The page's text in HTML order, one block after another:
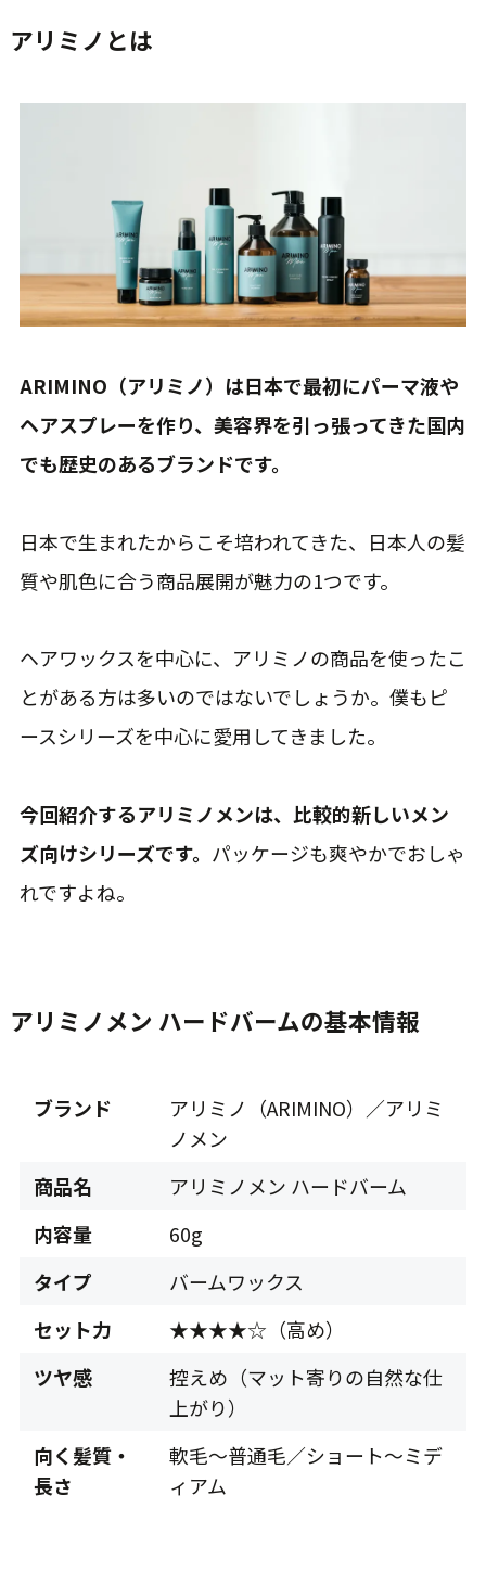
アリミノとは
ARIMINO（アリミノ）は日本で最初にパーマ液や
ヘアスプレーを作り、美容界を引っ張ってきた国内
でも歴史のあるブランドです。
日本で生まれたからこそ培われてきた、日本人の髪
質や肌色に合う商品展開が魅力の1つです。
ヘアワックスを中心に、アリミノの商品を使ったこ
とがある方は多いのではないでしょうか。僕もピ
ースシリーズを中心に愛用してきました。
今回紹介するアリミノメンは、比較的新しいメン
ズ向けシリーズです。 パッケージも爽やかでおしゃ
れですよね。
アリミノメン ハードバームの基本情報
ブランド
アリミノ（ARIMINO）／アリミ
ノメン
商品名
アリミノメン ハードバーム
内容量
60g
タイプ
バームワックス
セット力
★★★★☆（高め）
ツヤ感
控えめ（マット寄りの自然な仕
上がり）
向く髪質・
長さ
軟毛〜普通毛／ショート〜ミデ
ィアム